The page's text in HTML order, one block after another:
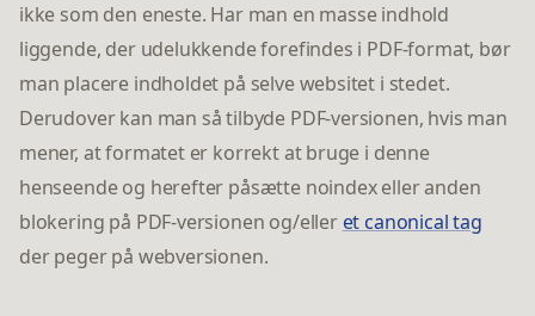
ikke som den eneste. Har man en masse indhold
liggende, der udelukkende forefindes i PDF-format, bør
man placere indholdet på selve websitet i stedet.
Derudover kan man så tilbyde PDF-versionen, hvis man
mener, at formatet er korrekt at bruge i denne
henseende og herefter påsætte noindex eller anden
blokering på PDF-versionen og/eller et canonical tag
der peger på webversionen.